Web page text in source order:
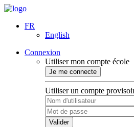
FR
English
Connexion
Utiliser mon compte école
Je me connecte
Utiliser un compte
Valider